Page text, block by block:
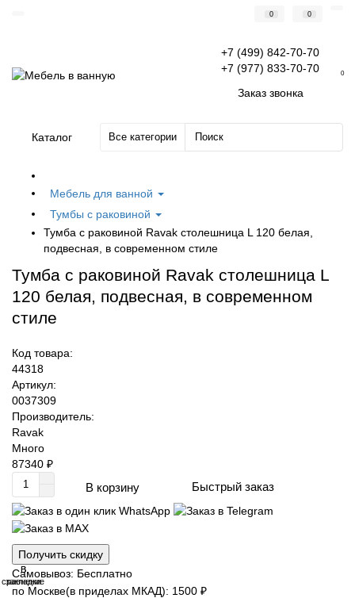
0 0
+7 (499) 842-70-70
+7 (977) 833-70-70
Заказ звонка
0
Каталог Все категории
Мебель для ванной
Тумбы с раковиной
Тумба с раковиной Ravak столешница L 120 белая,
подвесная, в современном стиле
Тумба с раковиной Ravak столешница L
120 белая, подвесная, в современном
стиле
Код товара:
44318
Артикул:
0037309
Производитель:
Ravak
Много
87340 ₽
В корзину Быстрый заказ
Получить скидку
В
закладки
В
сравнение
Самовывоз: Бесплатно
по Москве(в приделах МКАД): 1500 ₽